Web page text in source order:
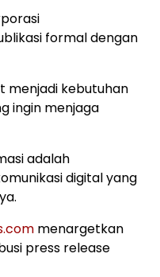
formal dengan
menjadi kebutuhan
ingin menjaga
adalah
digital yang
menargetkan
press release